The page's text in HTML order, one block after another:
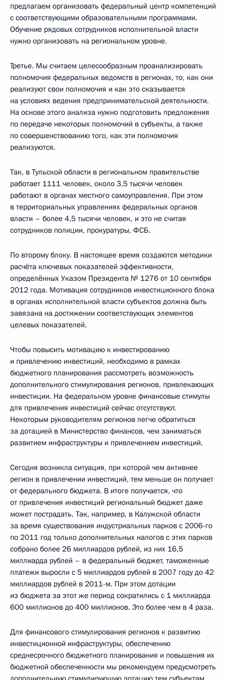
предлагаем организовать федеральный центр компетенций
с соответствующими образовательными программами.
Обучение рядовых сотрудников исполнительной власти
нужно организовать на региональном уровне.
Третье. Мы считаем целесообразным проанализировать
полномочия федеральных ведомств в регионах, то, как они
реализуют свои полномочия и как это сказывается
на условиях ведения предпринимательской деятельности.
На основе этого анализа нужно подготовить предложения
по передаче некоторых полномочий в субъекты, а также
по совершенствованию того, как эти полномочия
реализуются.
Так, в Тульской области в региональном правительстве
работает 1111 человек, около 3,5 тысячи человек
работают в органах местного самоуправления. При этом
в территориальных управлениях федеральных органов
власти – более 4,5 тысячи человек, и это не считая
сотрудников полиции, прокуратуры, ФСБ.
По второму блоку. В настоящее время создаются методики
расчёта ключевых показателей эффективности,
определённых Указом Президента № 1276 от 10 сентября
2012 года. Мотивация сотрудников инвестиционного блока
в органах исполнительной власти субъектов должна быть
завязана на достижении соответствующих элементов
целевых показателей.
Чтобы повысить мотивацию к инвестированию
и привлечению инвестиций, необходимо в рамках
бюджетного планирования рассмотреть возможность
дополнительного стимулирования регионов, привлекающих
инвестиции. На федеральном уровне финансовые стимулы
для привлечения инвестиций сейчас отсутствуют.
Некоторым руководителям регионов легче обратиться
за дотацией в Министерство финансов, чем заниматься
развитием инфраструктуры и привлечением инвестиций.
Сегодня возникла ситуация, при которой чем активнее
регион в привлечении инвестиций, тем меньше он получает
от федерального бюджета. В итоге получается, что
от привлечения инвестиций региональный бюджет даже
может пострадать. Так, например, в Калужской области
за время существования индустриальных парков с 2006-го
по 2011 год только дополнительных налогов с этих парков
собрано более 26 миллиардов рублей, из них 16,5
миллиарда рублей – в федеральный бюджет, таможенные
платежи выросли с 5 миллиардов рублей в 2007 году до 42
миллиардов рублей в 2011-м. При этом дотации
из бюджета за этот же период сократились с 1 миллиарда
600 миллионов до 400 миллионов. Это более чем в 4 раза.
Для финансового стимулирования регионов к развитию
инвестиционной инфраструктуры, обеспечению
среднесрочного бюджетного планирования и повышения их
бюджетной обеспеченности мы рекомендуем предусмотреть